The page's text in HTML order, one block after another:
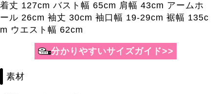
着丈 127cm バスト幅 65cm 肩幅 43cm アームホ
ール 26cm 袖丈 30cm 袖口幅 19-29cm 裾幅 135c
m ウエスト幅 62cm
分かりやすいサイズガイド>>
素材